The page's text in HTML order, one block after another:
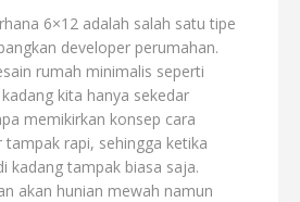
6×12 adalah salah satu tipe
developer perumahan.
rumah minimalis seperti
kita hanya sekedar
memikirkan konsep cara
rapi, sehingga ketika
kadang tampak biasa saja.
akan hunian mewah namun